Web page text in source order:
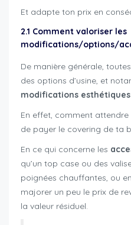
Et adapte ton prix en
2.1 Comment valoriser les
modifications/options/
De manière générale,
des options d’usine, et
modifications
En effet, comment attendre
de payer le covering de ta
En ce qui concerne les
qu’un top case ou des
poignées chauffantes, ou
majorer un peu le prix de
la valeur résiduel.